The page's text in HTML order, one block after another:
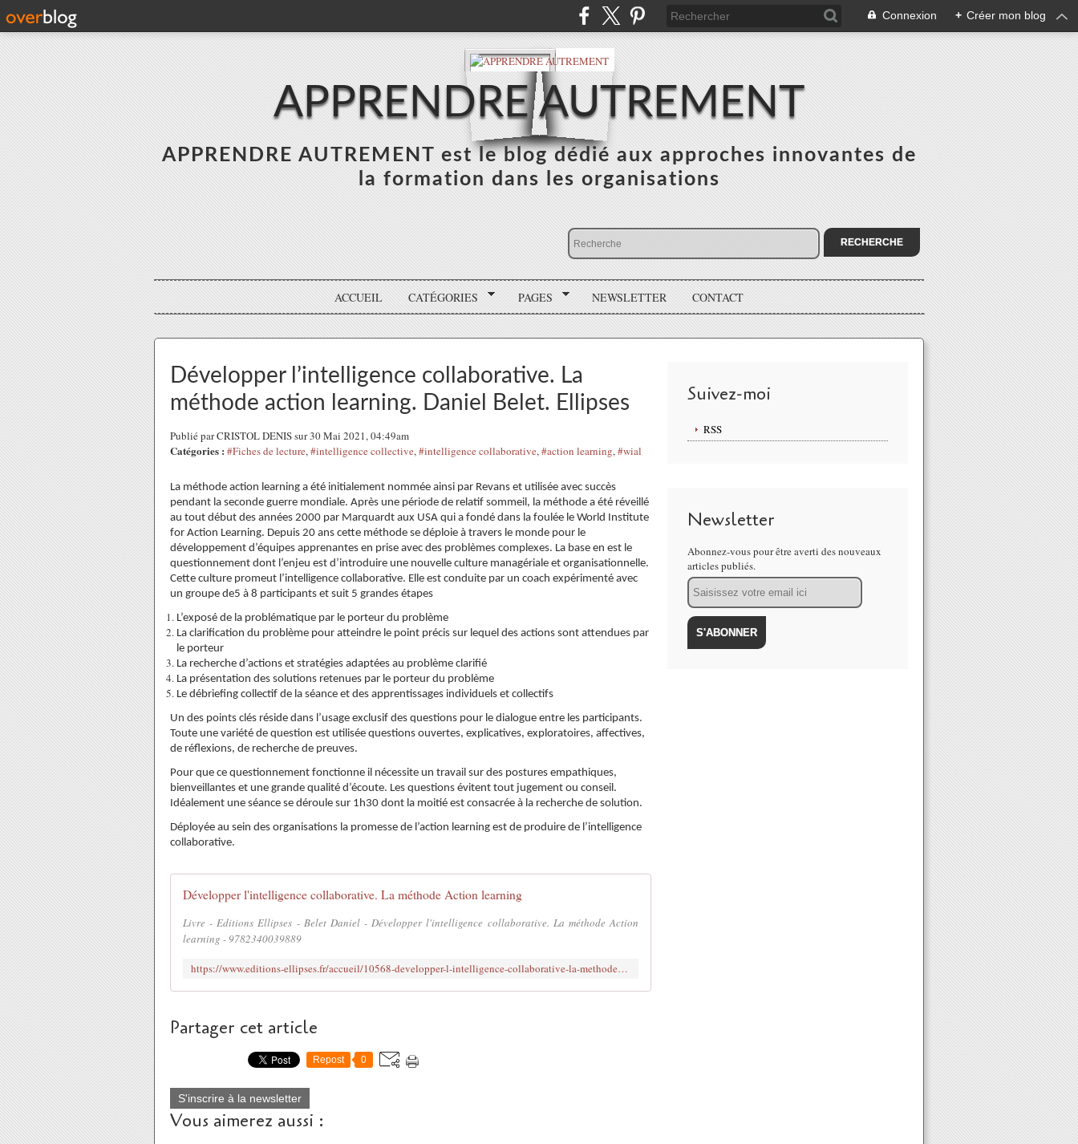
Connexion + Créer mon blog
APPRENDRE AUTREMENT
APPRENDRE AUTREMENT est le blog dédié aux approches innovantes de
la formation dans les organisations
ACCUEIL CATÉGORIES PAGES NEWSLETTER CONTACT
Développer l’intelligence collaborative. La
méthode action learning. Daniel Belet. Ellipses
Publié par CRISTOL DENIS sur 30 Mai 2021, 04:49am
Catégories : #Fiches de lecture,#intelligence collective,#intelligence collaborative,#action learning,#wial
La méthode action learning a été initialement nommée ainsi par Revans et utilisée avec succès
pendant la seconde guerre mondiale. Après une période de relatif sommeil, la méthode a été réveillé
au tout début des années 2000 par Marquardt aux USA qui a fondé dans la foulée le World Institute
for Action Learning. Depuis 20 ans cette méthode se déploie à travers le monde pour le
développement d’équipes apprenantes en prise avec des problèmes complexes. La base en est le
questionnement dont l’enjeu est d’introduire une nouvelle culture managériale et organisationnelle.
Cette culture promeut l’intelligence collaborative. Elle est conduite par un coach expérimenté avec
un groupe de5 à 8 participants et suit 5 grandes étapes
L’exposé de la problématique par le porteur du problème
La clarification du problème pour atteindre le point précis sur lequel des actions sont attendues par
le porteur
La recherche d’actions et stratégies adaptées au problème clarifié
La présentation des solutions retenues par le porteur du problème
Le débriefing collectif de la séance et des apprentissages individuels et collectifs
Un des points clés réside dans l’usage exclusif des questions pour le dialogue entre les participants.
Toute une variété de question est utilisée questions ouvertes, explicatives, exploratoires, affectives,
de réflexions, de recherche de preuves.
Pour que ce questionnement fonctionne il nécessite un travail sur des postures empathiques,
bienveillantes et une grande qualité d’écoute. Les questions évitent tout jugement ou conseil.
Idéalement une séance se déroule sur 1h30 dont la moitié est consacrée à la recherche de solution.
Déployée au sein des organisations la promesse de l’action learning est de produire de l’intelligence
collaborative.
Développer l'intelligence collaborative. La méthode Action learning
Livre - Editions Ellipses - Belet Daniel - Développer l'intelligence collaborative. La méthode Action
learning - 9782340039889
https://www.editions-ellipses.fr/accueil/10568-developper-l-intelligence-collaborative-la-methode-action-learning-9782340039889.html
Partager cet article
Repost 0
S'inscrire à la newsletter
Vous aimerez aussi :
Suivez-moi
RSS
Newsletter
Abonnez-vous pour être averti des nouveaux
articles publiés.
Email